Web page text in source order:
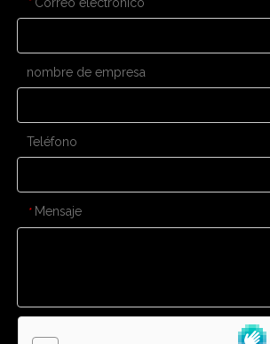
*
nombre de empresa
Teléfono
* Mensaje